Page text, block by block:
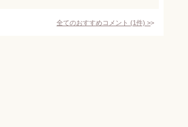
全てのおすすめコメント (1件) >